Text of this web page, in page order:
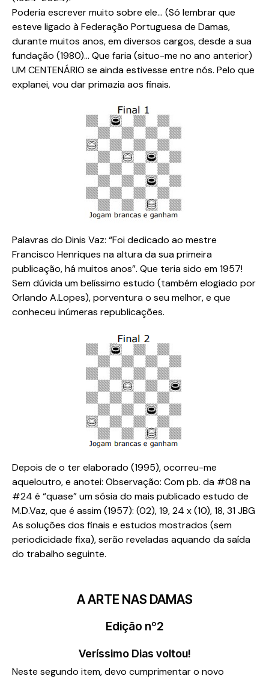
Poderia escrever muito sobre ele… (Só lembrar que
esteve ligado à Federação Portuguesa de Damas,
durante muitos anos, em diversos cargos, desde a sua
fundação (1980)… Que faria (situo-me no ano anterior)
UM CENTENÁRIO se ainda estivesse entre nós. Pelo que
explanei, vou dar primazia aos finais.
Palavras do Dinis Vaz: “Foi dedicado ao mestre
Francisco Henriques na altura da sua primeira
publicação, há muitos anos”. Que teria sido em 1957!
Sem dúvida um belíssimo estudo (também elogiado por
Orlando A.Lopes), porventura o seu melhor, e que
conheceu inúmeras republicações.
Depois de o ter elaborado (1995), ocorreu-me
aqueloutro, e anotei: Observação: Com pb. da #08 na
#24 é “quase” um sósia do mais publicado estudo de
M.D.Vaz, que é assim (1957): (02), 19, 24 x (10), 18, 31 JBG
As soluções dos finais e estudos mostrados (sem
periodicidade fixa), serão reveladas aquando da saída
do trabalho seguinte.
A ARTE NAS DAMAS
Edição nº2
Veríssimo Dias voltou!
Neste segundo item, devo cumprimentar o novo